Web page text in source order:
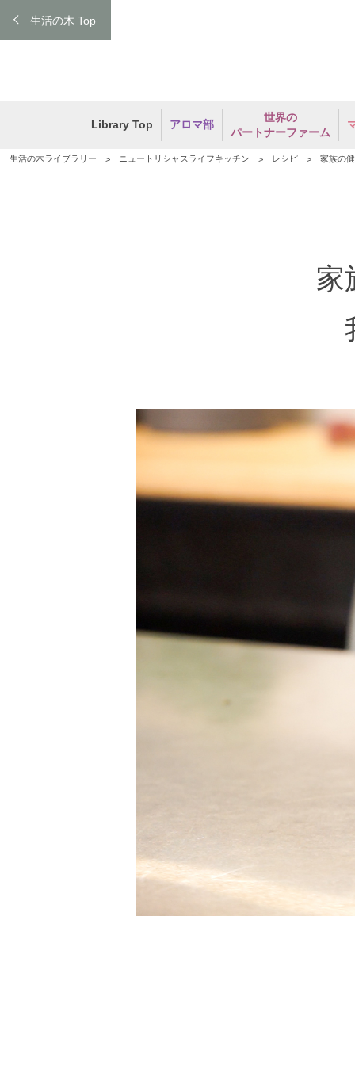
Library Top アロマ部
世界の
パートナーファーム
生活の木 Top
生活の木ライブラリー ニュートリシャスライフキッチン レシピ 家族の
家